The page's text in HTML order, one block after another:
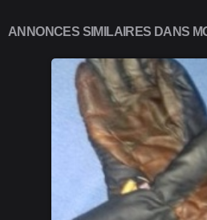
ANNONCES SIMILAIRES DANS